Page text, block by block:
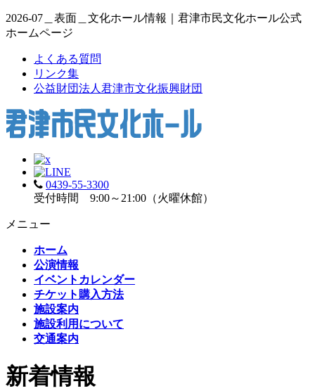
2026-07＿表面＿文化ホール情報｜君津市民文化ホール公式
ホームページ
よくある質問
リンク集
公益財団法人君津市文化振興財団
0439-55-3300
受付時間 9:00～21:00（火曜休館）
メニュー
ホーム
公演情報
イベントカレンダー
チケット購入方法
施設案内
施設利用について
交通案内
新着情報